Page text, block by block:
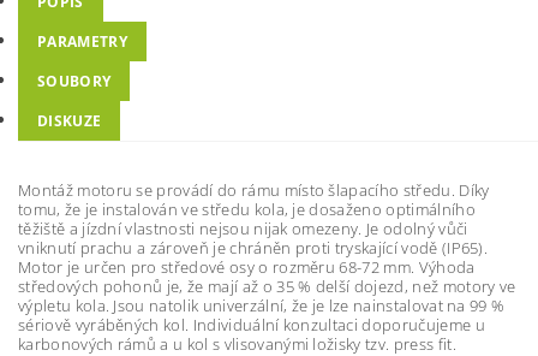
PARAMETRY
SOUBORY
DISKUZE
Montáž motoru se provádí do rámu místo šlapacího středu. Díky
tomu, že je instalován ve středu kola, je dosaženo optimálního
těžiště a jízdní vlastnosti nejsou nijak omezeny. Je odolný vůči
vniknutí prachu a zároveň je chráněn proti tryskající vodě (IP65).
Motor je určen pro středové osy o rozměru 68-72 mm. Výhoda
středových pohonů je, že mají až o 35 % delší dojezd, než motory ve
výpletu kola. Jsou natolik univerzální, že je lze nainstalovat na 99 %
sériově vyráběných kol. Individuální konzultaci doporučujeme u
karbonových rámů a u kol s vlisovanými ložisky tzv. press fit.